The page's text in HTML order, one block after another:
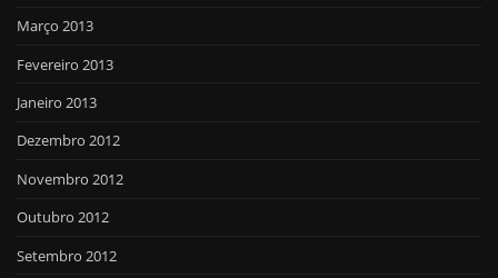
Março 2013
Fevereiro 2013
Janeiro 2013
Dezembro 2012
Novembro 2012
Outubro 2012
Setembro 2012